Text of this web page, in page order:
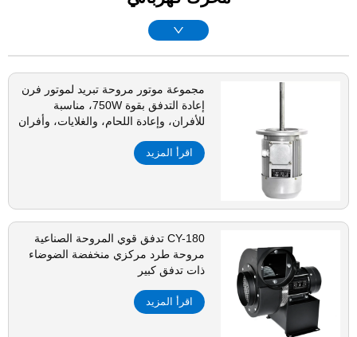
مجموعة موتور مروحة تبريد لموتور فرن
إعادة التدفق بقوة 750W، مناسبة
للأفران، وإعادة اللحام، والغلايات، وأفران
اقرأ المزيد
CY-180 تدفق قوي المروحة الصناعية
مروحة طرد مركزي منخفضة الضوضاء
ذات تدفق كبير
اقرأ المزيد